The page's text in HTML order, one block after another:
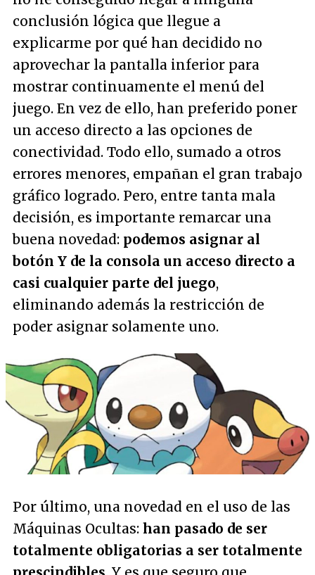
conclusión lógica que llegue a
explicarme por qué han decidido no
aprovechar la pantalla inferior para
mostrar continuamente el menú del
juego. En vez de ello, han preferido poner
un acceso directo a las opciones de
conectividad. Todo ello, sumado a otros
errores menores, empañan el gran trabajo
gráfico logrado. Pero, entre tanta mala
decisión, es importante remarcar una
buena novedad: podemos asignar al
botón Y de la consola un acceso directo a
casi cualquier parte del juego,
eliminando además la restricción de
poder asignar solamente uno.
Por último, una novedad en el uso de las
Máquinas Ocultas: han pasado de ser
totalmente obligatorias a ser totalmente